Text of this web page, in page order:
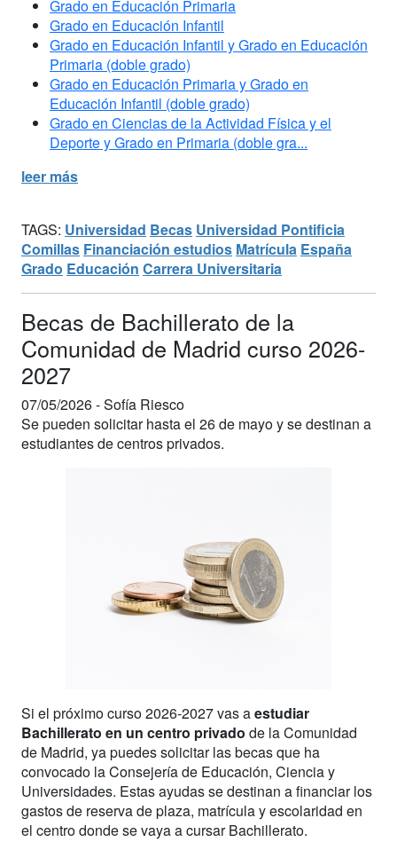
Grado en Educación Primaria
Grado en Educación Infantil
Grado en Educación Infantil y Grado en Educación
Primaria (doble grado)
Grado en Educación Primaria y Grado en
Educación Infantil (doble grado)
Grado en Ciencias de la Actividad Física y el
Deporte y Grado en Primaria (doble gra...
leer más
TAGS: Universidad Becas Universidad Pontificia
Comillas Financiación estudios Matrícula España
Grado Educación Carrera Universitaria
Becas de Bachillerato de la
Comunidad de Madrid curso 2026-
2027
07/05/2026 -Sofía Riesco
Se pueden solicitar hasta el 26 de mayo y se destinan a
estudiantes de centros privados.
Si el próximo curso 2026-2027 vas aestudiar
Bachillerato en un centro privado de la Comunidad
de Madrid, ya puedes solicitar las becas que ha
convocado la Consejería de Educación, Ciencia y
Universidades. Estas ayudas se destinan a financiar los
gastos de reserva de plaza, matrícula y escolaridad en
el centro donde se vaya a cursar Bachillerato.